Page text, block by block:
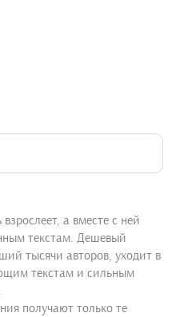
а вместе с ней
текстам. Дешевый
тысячи авторов, уходит в
текстам и сильным
получают только те